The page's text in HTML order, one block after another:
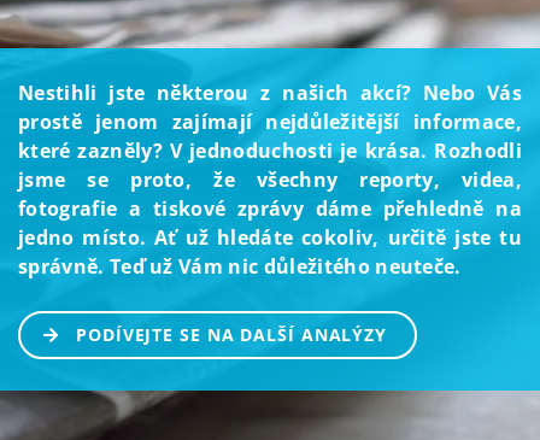
Nestihli jste některou z našich akcí? Nebo Vás
prostě jenom zajímají nejdůležitější informace,
které zazněly? V jednoduchosti je krása. Rozhodli
jsme se proto, že všechny reporty, videa,
fotografie a tiskové zprávy dáme přehledně na
jedno místo. Ať už hledáte cokoliv, určitě jste tu
správně. Teď už Vám nic důležitého neuteče.
PODÍVEJTE SE NA DALŠÍ ANALÝZY